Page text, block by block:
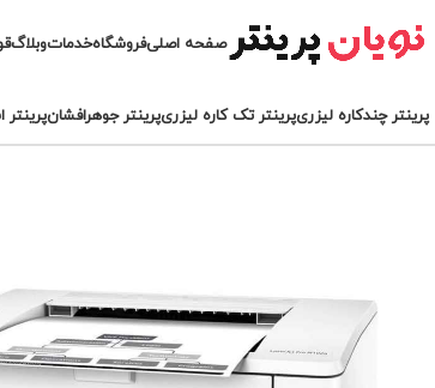
صفحه اصلیفروشگاهخدماتوبلاگ
پرینتر چندکاره لیزریپرینتر تک کاره لیزریپرینتر جوهرافشان